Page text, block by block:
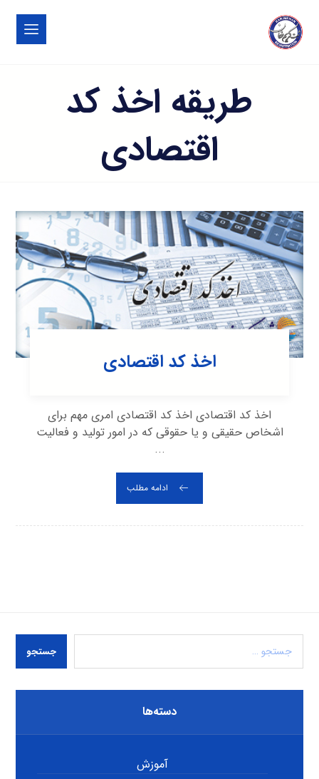
طریقه اخذ کد
اقتصادی
اخذ کد اقتصادی
اخذ کد اقتصادی اخذ کد اقتصادی امری مهم برای
اشخاص حقیقی و یا حقوقی که در امور تولید و فعالیت
...
ادامه مطلب
جستجو
دسته‌ها
آموزش